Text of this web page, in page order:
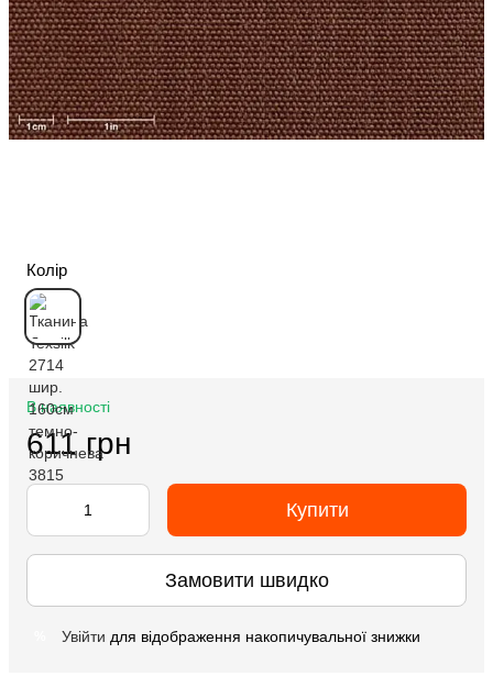
Колір
В наявності
611 грн
Купити
Замовити швидко
Увійти для відображення накопичувальної знижки